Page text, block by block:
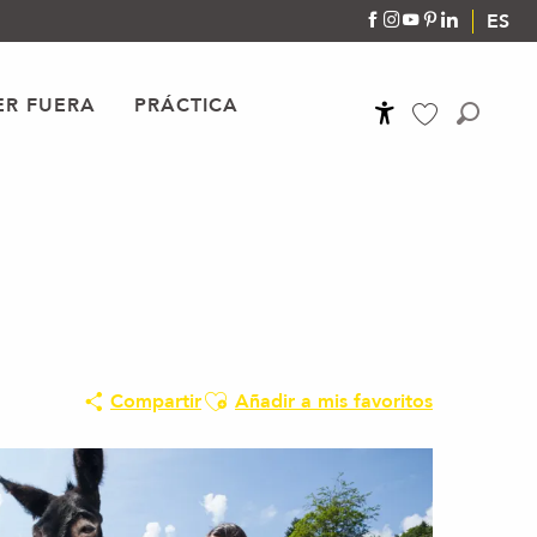
ES
FUERA PRÁCTICA
CompartirAjouter aux favoris
Añadir a mis favoritos